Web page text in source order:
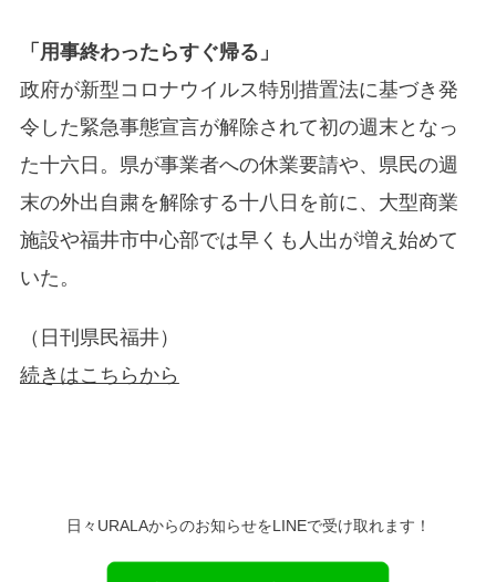
「用事終わったらすぐ帰る」
政府が新型コロナウイルス特別措置法に基づき発
令した緊急事態宣言が解除されて初の週末となっ
た十六日。県が事業者への休業要請や、県民の週
末の外出自粛を解除する十八日を前に、大型商業
施設や福井市中心部では早くも人出が増え始めて
いた。
（日刊県民福井）
続きはこちらから
日々URALAからのお知らせをLINEで受け取れます！